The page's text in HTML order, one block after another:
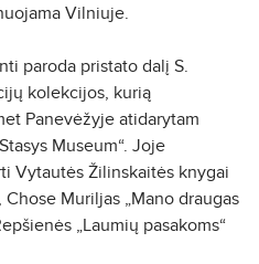
Vilniuje.
paroda pristato dalį S.
kolekcijos, kurią
Panevėžyje atidarytam
Museum“. Joje
Vytautės Žilinskaitės knygai
Chose Muriljas „Mano draugas
„Laumių pasakoms“